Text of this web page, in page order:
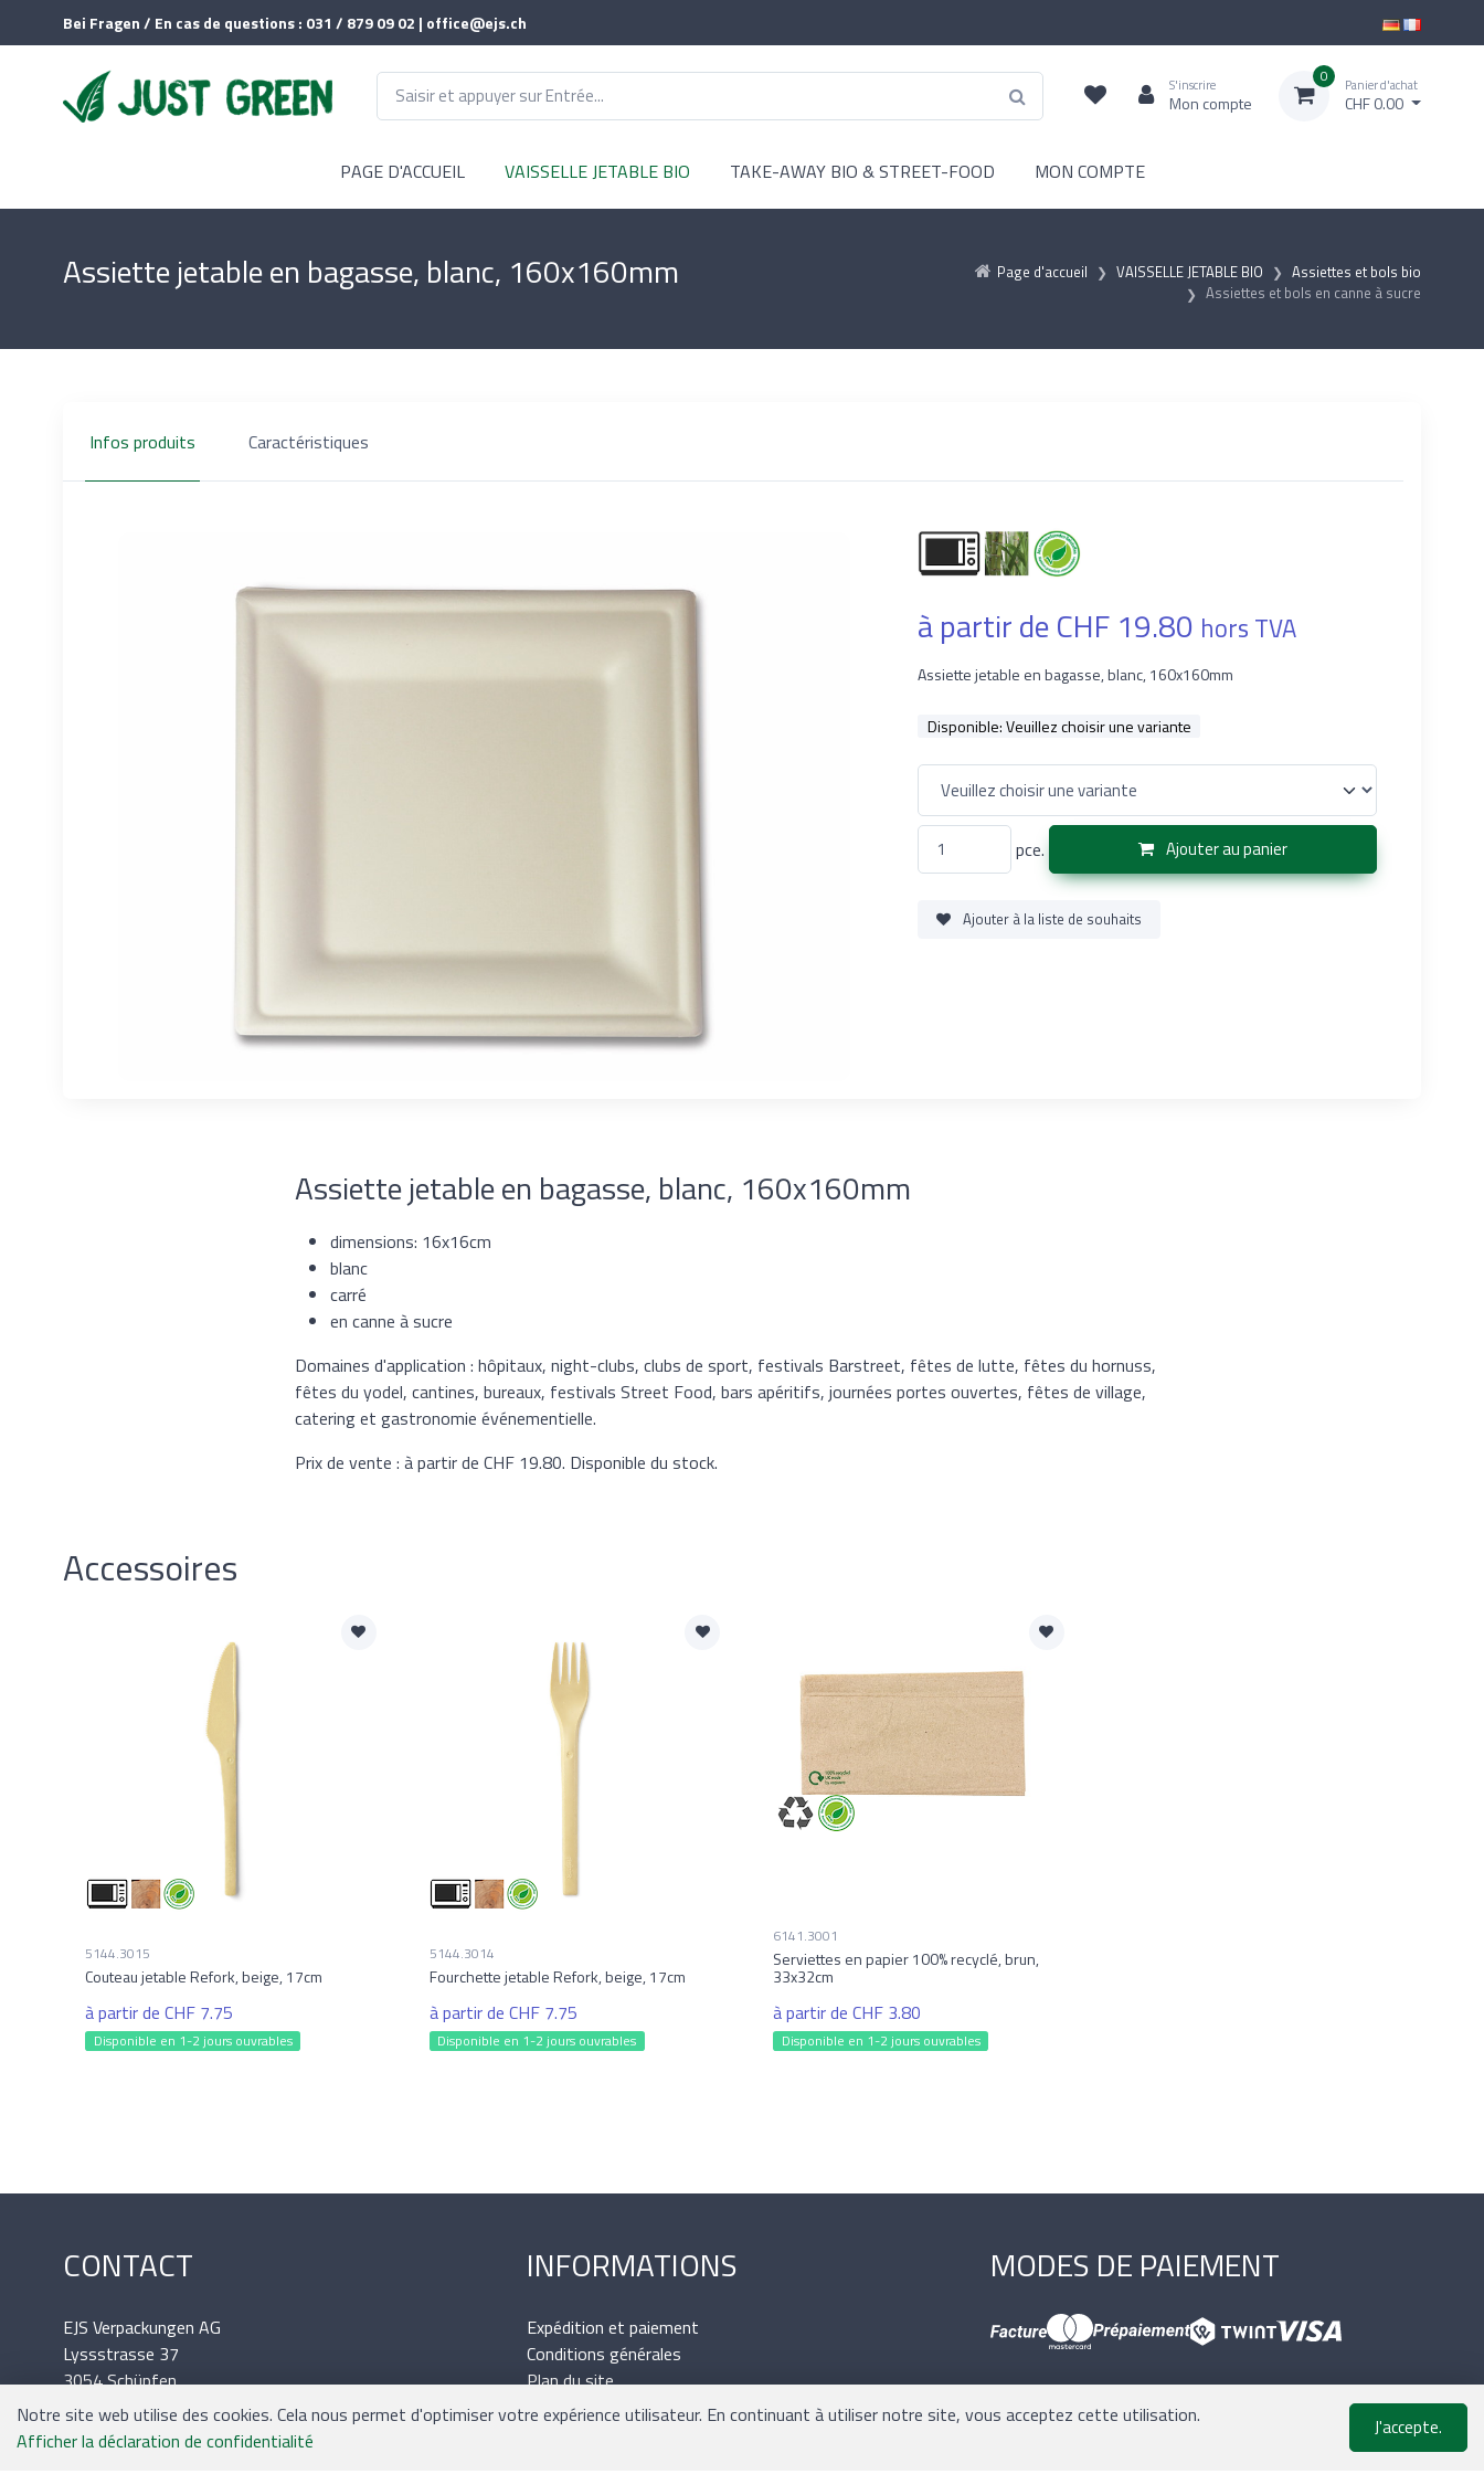
Bei Fragen / En cas de questions : 031 / 879 09 02 | office@ejs.ch
S'inscrire
Mon compte
0 Panier d'achat
CHF 0.00
PAGE D'ACCUEIL VAISSELLE JETABLE BIO TAKE-AWAY BIO & STREET-FOOD MON COMPTE
Page d'accueil VAISSELLE JETABLE BIO
Assiettes et bols bio
Assiettes et bols en canne à sucre
Assiette jetable en bagasse, blanc, 160x160mm
Infos produits Caractéristiques
à partir de CHF 19.80 hors TVA
Assiette jetable en bagasse, blanc, 160x160mm
Disponible:Veuillez choisir une variante
pce. Ajouter au panier
Ajouter à la liste de souhaits
Assiette jetable en bagasse, blanc, 160x160mm
dimensions: 16x16cm
blanc
carré
en canne à sucre
Domaines d'application : hôpitaux, night-clubs, clubs de sport, festivals Barstreet, fêtes de lutte, fêtes du hornuss,
fêtes du yodel, cantines, bureaux, festivals Street Food, bars apéritifs, journées portes ouvertes, fêtes de village,
catering et gastronomie événementielle.
Prix de vente : à partir de CHF 19.80. Disponible du stock.
Accessoires
5144.3015
Couteau jetable Refork, beige, 17cm
à partir de CHF 7.75
Disponible en 1-2 jours ouvrables
5144.3014
Fourchette jetable Refork, beige, 17cm
à partir de CHF 7.75
Disponible en 1-2 jours ouvrables
6141.3001
Serviettes en papier 100% recyclé, brun,
33x32cm
à partir de CHF 3.80
Disponible en 1-2 jours ouvrables
CONTACT
EJS Verpackungen AG
Lyssstrasse 37
3054 Schüpfen
Tél.: 031 / 879 09 02
Mail: office@ejs.ch
INFORMATIONS
Expédition et paiement
Conditions générales
Plan du site
Mentions légales
MODES DE PAIEMENT
Notre site web utilise des cookies. Cela nous permet d'optimiser votre expérience utilisateur. En continuant à utiliser notre site, vous acceptez cette utilisation.
Afficher la déclaration de confidentialité
J'accepte.